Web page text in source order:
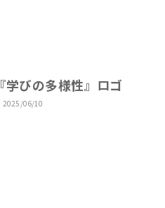
『学びの多様性』ロゴ
2025/06/10